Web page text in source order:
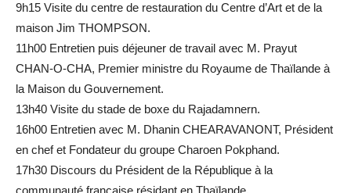
9h15 Visite du centre de restauration du Centre d’Art et de la
maison Jim THOMPSON.
11h00 Entretien puis déjeuner de travail avec M. Prayut
CHAN-O-CHA, Premier ministre du Royaume de Thaïlande à
la Maison du Gouvernement.
13h40 Visite du stade de boxe du Rajadamnern.
16h00 Entretien avec M. Dhanin CHEARAVANONT, Président
en chef et Fondateur du groupe Charoen Pokphand.
17h30 Discours du Président de la République à la
communauté française résidant en Thaïlande.